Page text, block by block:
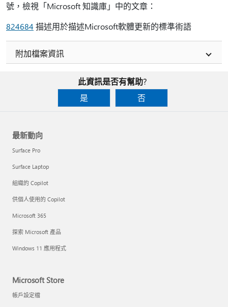
號，檢視「Microsoft 知識庫」中的文章：
824684 描述用於描述Microsoft軟體更新的標準術語
附加檔案資訊
此資訊是否有幫助?
是
否
最新動向
Surface Pro
Surface Laptop
組織的 Copilot
供個人使用的 Copilot
Microsoft 365
探索 Microsoft 產品
Windows 11 應用程式
Microsoft Store
帳戶設定檔